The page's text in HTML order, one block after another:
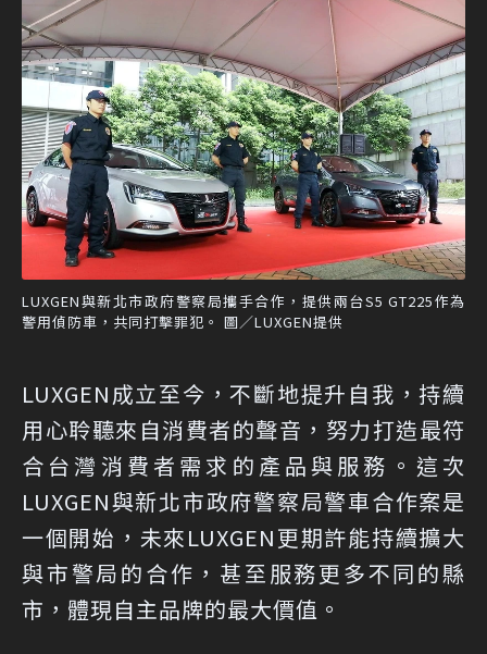
LUXGEN與新北市政府警察局攜手合作，提供兩台S5 GT225作為
警用偵防車，共同打擊罪犯。 圖／LUXGEN提供
LUXGEN成立至今，不斷地提升自我，持續
用心聆聽來自消費者的聲音，努力打造最符
合台灣消費者需求的產品與服務。這次
LUXGEN與新北市政府警察局警車合作案是
一個開始，未來LUXGEN更期許能持續擴大
與市警局的合作，甚至服務更多不同的縣
市，體現自主品牌的最大價值。